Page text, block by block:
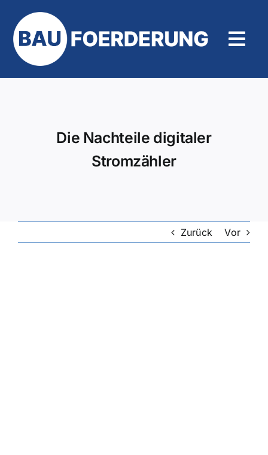
Inhalt
springen
Die Nachteile digitaler
Stromzähler
Zurück Vor